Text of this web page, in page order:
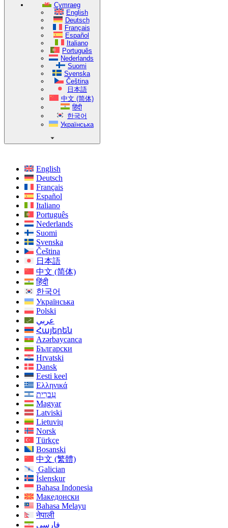
Cymraeg
English
Deutsch
Français
Español
Italiano
Português
Nederlands
Suomi
Svenska
Čeština
日本語
中文 (简体)
हिंदी
한국어
Українська
English
Deutsch
Français
Español
Italiano
Português
Nederlands
Suomi
Svenska
Čeština
日本語
中文 (简体)
हिंदी
한국어
Українська
Polski
عربي
Հայերեն
Azərbaycanca
Български
Hrvatski
Dansk
Eesti keel
Ελληνικά
עִברִית
Magyar
Latviski
Lietuvių
Norsk
Türkçe
Bosanski
中文 (繁體)
Galician
Íslenskur
Bahasa Indonesia
Македонски
Bahasa Melayu
नेपाली
فارسی